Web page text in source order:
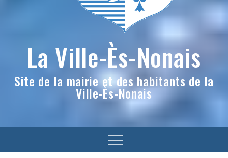
La Ville-Ès-Nonais
Site de la mairie et des habitants de la
Ville-Ès-Nonais
Menu